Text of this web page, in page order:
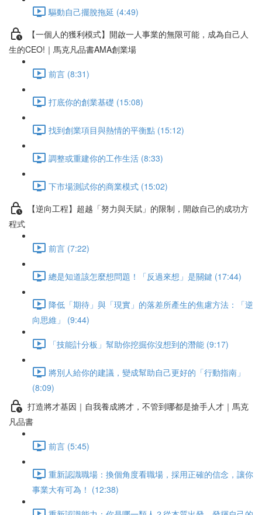
驅動自己擺脫拖延 (4:49)
【一個人的獲利模式】開啟一人事業的無限可能，成為自己人
生的CEO!｜馬克凡品書AMA創業場
前言 (8:31)
打底你的創業基礎 (15:08)
找到創業項目與熱情的平衡點 (15:12)
調整或重建你的工作生活 (8:33)
下市場測試你的商業模式 (15:02)
【逆向工程】超越「努力與天賦」的限制，開啟自己的成功方
程式
前言 (7:22)
總是知道該怎麼想問題！「反過來想」是關鍵 (17:44)
降低「期待」與「現實」的落差所產生的焦慮方法：「逆
向思維」 (9:44)
「技能計分板」幫助你挖掘你沒想到的潛能 (9:17)
將別人給你的建議，變成幫助自己更好的「行動指南」
(8:09)
打造將才基因｜自我養成將才，不管到哪都是搶手人才｜馬克
凡品書
前言 (5:45)
重新認識職場：換個角度看職場，採用正確的信念，讓你
事業大有可為！ (12:38)